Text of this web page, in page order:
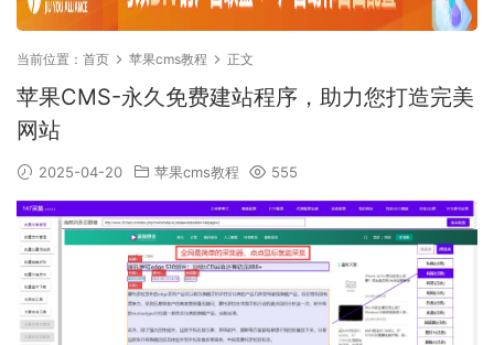
当前位置： 首页 苹果cms教程 正文
苹果CMS-永久免费建站程序，助力您打造完美
网站
2025-04-20 苹果cms教程 555